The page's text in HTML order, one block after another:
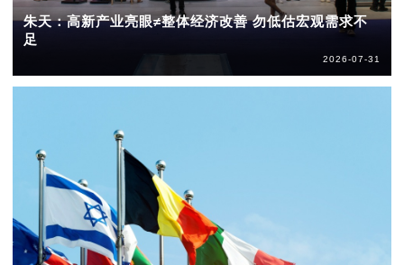
朱天：高新产业亮眼≠整体经济改善 勿低估宏观需求不
足
2026-07-31